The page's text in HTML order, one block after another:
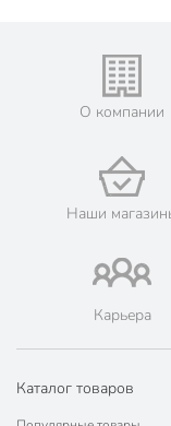
Материал ручки
Совместимые плиты
О компании
Наши
Карьера
Каталог товаров